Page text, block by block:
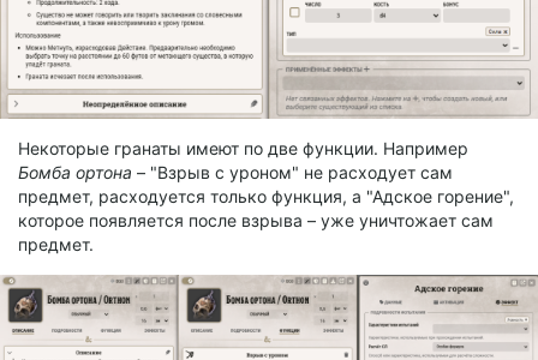
Некоторые гранаты имеют по две функции. Например
Бомба ортона – "Взрыв с уроном" не расходует сам
предмет, расходуется только функция, а "Адское горение",
которое появляется после взрыва – уже уничтожает сам
предмет.